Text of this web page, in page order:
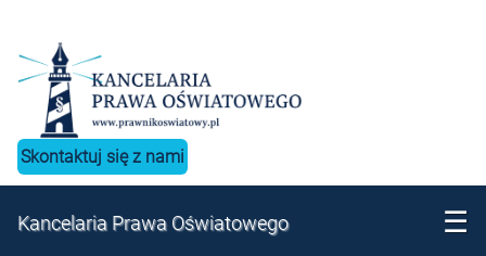
Skontaktuj się z nami
Kancelaria Prawa Oświatowego ☰